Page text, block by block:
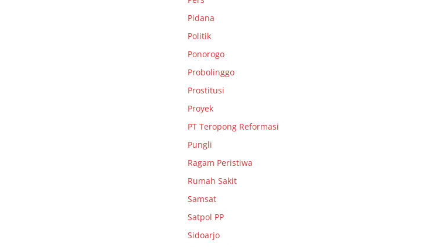
Pidana
Politik
Ponorogo
Probolinggo
Prostitusi
Proyek
PT Teropong Reformasi
Pungli
Ragam Peristiwa
Rumah Sakit
Samsat
Satpol PP
Sidoarjo